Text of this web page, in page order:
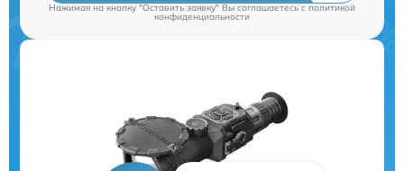
Нажимая на кнопку "Оставить заявку" Вы соглашаетесь cполитикой
конфиденциальности